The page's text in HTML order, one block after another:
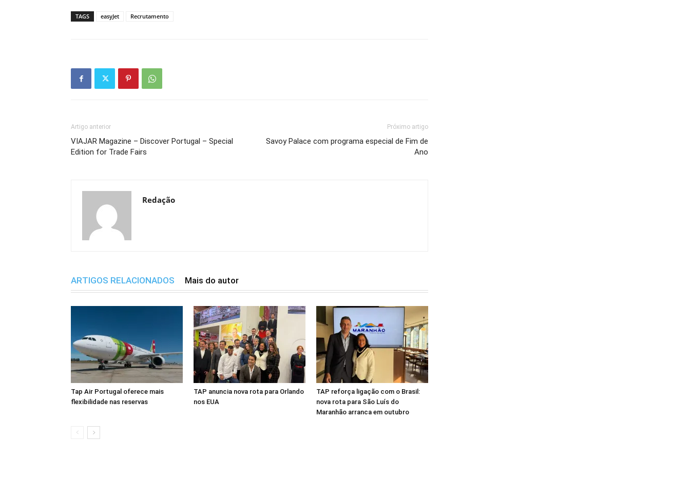
TAGS easyJet Recrutamento
Artigo anterior
VIAJAR Magazine – Discover Portugal – Special
Edition for Trade Fairs
Próximo artigo
Savoy Palace com programa especial de Fim de
Ano
Redação
ARTIGOS RELACIONADOS Mais do autor
Tap Air Portugal oferece mais
flexibilidade nas reservas
TAP anuncia nova rota para Orlando
nos EUA
TAP reforça ligação com o Brasil:
nova rota para São Luís do
Maranhão arranca em outubro